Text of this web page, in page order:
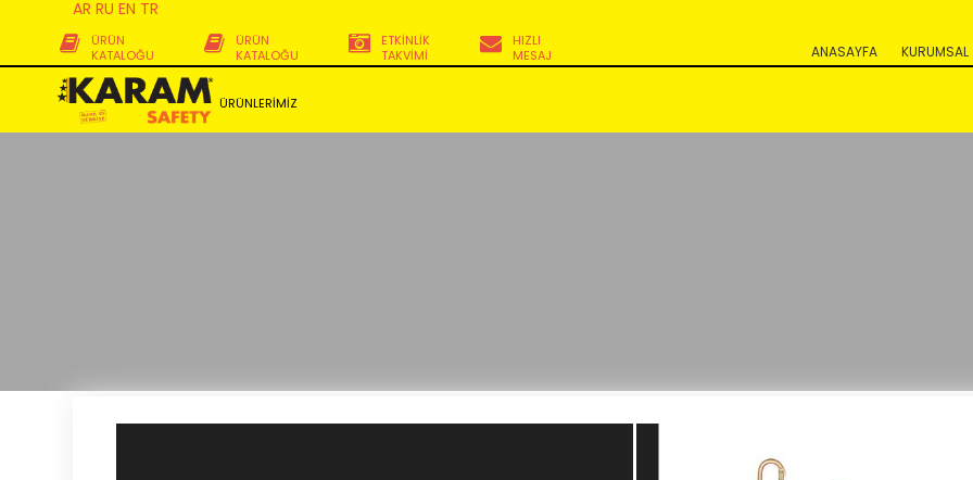
AR RU EN TR
KURUMSAL
ANASAYFA
HIZLI
MESAJ
ETKİNLİK
TAKVİMİ
ÜRÜN
KATALOĞU
ÜRÜN
KATALOĞU
ÜRÜNLERİMİZ